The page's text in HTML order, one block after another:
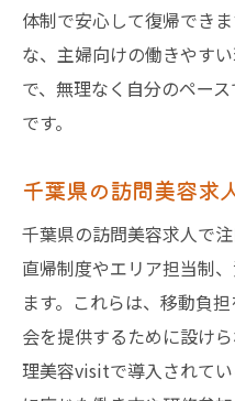
体制で安心して復帰でき
な、主婦向けの働きやす
で、無理なく自分のペー
です。
千葉県の訪問美容求
千葉県の訪問美容求人で
直帰制度やエリア担当制
ます。これらは、移動負
会を提供するために設け
理美容visitで導入されて